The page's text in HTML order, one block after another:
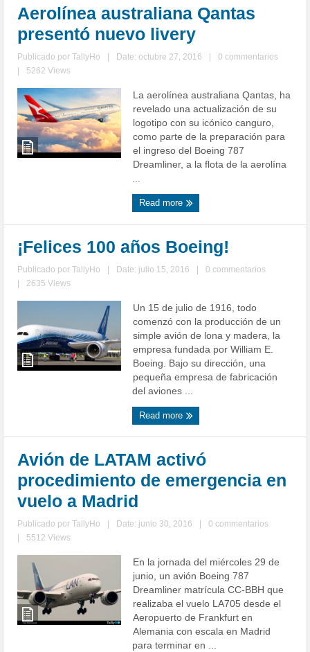
Aerolínea australiana Qantas
presentó nuevo livery
Publicado porTallyHo Date: octubre 27, 2016
0 commentarios
5262 Views
La aerolínea australiana Qantas, ha
revelado una actualización de su
logotipo con su icónico canguro,
como parte de la preparación para
el ingreso del Boeing 787
Dreamliner, a la flota de la aerolína
...
Read more
¡Felices 100 años Boeing!
Publicado porTallyHo Date: julio 15, 2016
0 commentarios
2635 Views
Un 15 de julio de 1916, todo
comenzó con la producción de un
simple avión de lona y madera, la
empresa fundada por William E.
Boeing. Bajo su dirección, una
pequeña empresa de fabricación
del aviones ...
Read more
Avión de LATAM activó
procedimiento de emergencia en
vuelo a Madrid
Publicado porTallyHo Date: junio 30, 2016
0 commentarios
5512 Views
En la jornada del miércoles 29 de
junio, un avión Boeing 787
Dreamliner matrícula CC-BBH que
realizaba el vuelo LA705 desde el
Aeropuerto de Frankfurt en
Alemania con escala en Madrid
para terminar en ...